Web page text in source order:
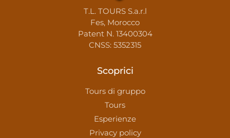
T.L. TOURS S.a.r.l
Fes, Morocco
Patent N. 13400304
CNSS: 5352315
Scoprici
Tours di gruppo
Tours
Esperienze
Privacy policy